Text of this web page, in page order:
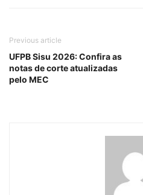
Previous article
UFPB Sisu 2026: Confira as
notas de corte atualizadas
pelo MEC